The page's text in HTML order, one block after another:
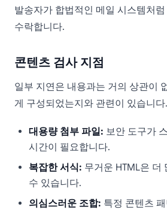
발송자가 합법적인 메일 시스템처
수락합니다.
콘텐츠 검사 지점
일부 지연은 내용과는 거의 상관이
게 구성되었는지와 관련이 있습니다.
대용량 첨부 파일: 보안 도구가
시간이 필요합니다.
복잡한 서식: 무거운 HTML은 더
수 있습니다.
의심스러운 조합: 특정 콘텐츠